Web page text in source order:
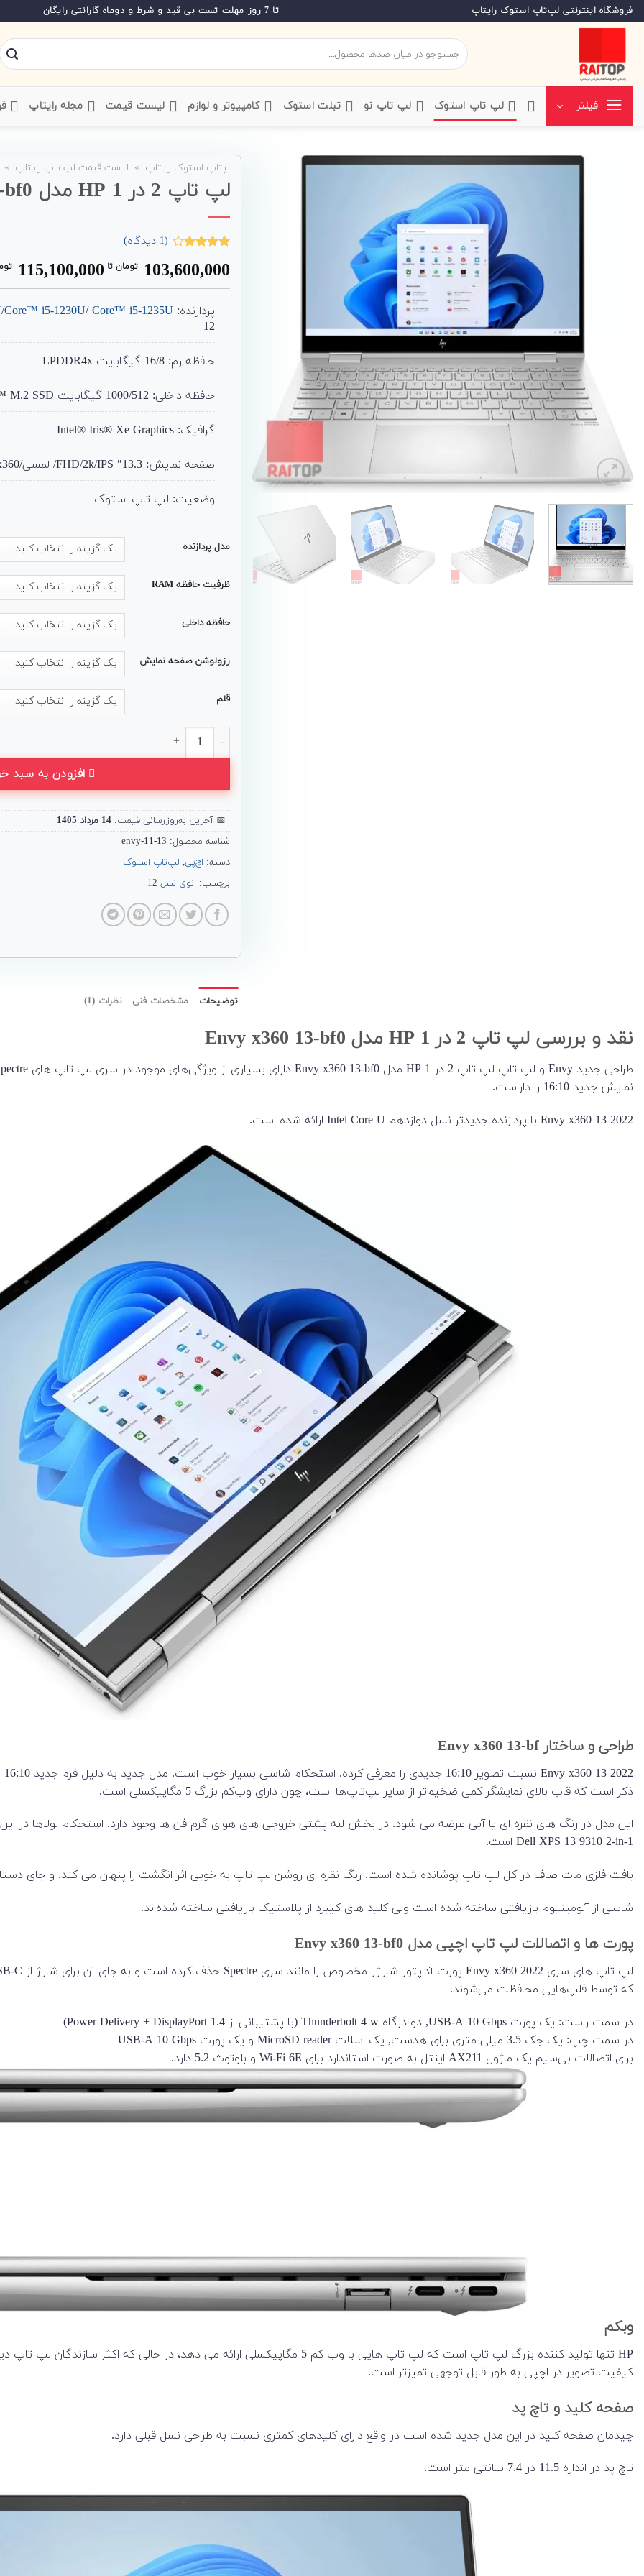
Skip
to
فروشگاه اینترنتی لپ‌تاپ استوک رایتاپ تا 7 روز مهلت تست بی قید و شرط و دوماه گارانتی رایگان
جستجو
برای:
فیلتر ‌لپ تاپ استوک ‌لپ تاپ نو ‌ تبلت استوک ‌ کامپیوتر و لوازم ‌ لیست قیمت ‌ مجله رایتاپ
لپتاپ استوک رایتاپ » لیست قیمت لپ تاپ رایتاپ »
لپ تاپ 2 در 1 HP مدل Envy x360 13-bf0
4.00
از 5
مشتری
(
1 دیدگاه)
103,600,000 تومان ‌ تا ‌ 115,100,000
پردازنده: /Core™ i5-1230U/Core™ i5-1235U
12
حافظه رم: 16/8 گیگابایت LPDDR4x
حافظه داخلی: 1000/512 گیگابایت PCIe® NVMe™ M.2 SSD
گرافیک: Intel® Iris® Xe Graphics
صفحه نمایش: 13.3″ FHD/2k/IPS/ لمسی/x360
وضعیت: لپ تاپ استوک
مدل پردازنده
ظرفیت حافظه RAM
حافظه داخلی
رزولوشن صفحه نمایش
قلم
افزودن به سبد
📅 آخرین به‌روزرسانی قیمت: 14 مرداد 1405
شناسه محصول: 13-11-envy
دسته: اچ‌پی, لپ‌تاپ استوک
برچسب: انوی نسل 12
توضیحات مشخصات فنی نظرات (1)
نقد و بررسی لپ تاپ 2 در 1 HP مدل Envy x360 13-bf0
نمایش جدید 16:10 را داراست.
Envy x360 13 2022 با پردازنده‌ جدیدتر نسل دوازدهم Intel Core U ارائه شده است.
طراحی و ساختار Envy x360 13-bf
ذکر است که قاب بالای نمایشگر کمی ضخیم‌تر از سایر لپ‌تاپ‌ها است، چون دارای وب‌کم بزرگ‌ 5 مگاپیکسلی است.
این مدل در رنگ های نقره ای یا آبی عرضه می شود. در بخش لبه پشتی خروجی های هوای گرم فن ها وجود دارد. استحکام لولاها در
Dell XPS 13 9310 2-in-1 است.
بافت فلزی مات صاف در کل لپ تاپ پوشانده شده است. رنگ نقره ای روشن لپ تاپ به خوبی اثر انگشت را پنهان می کند. و جای
شاسی از آلومینیوم بازیافتی ساخته شده است ولی کلید های کیبرد از پلاستیک بازیافتی ساخته شده‌اند.
پورت ها و اتصالات لپ تاپ اچپی مدل Envy x360 13-bf0
که توسط فلپ‌هایی محافظت می‌شوند.
در سمت راست: یک پورت USB-A 10 Gbps, دو درگاه Thunderbolt 4 w (با پشتیبانی از Power Delivery + DisplayPort 1.4)
در سمت چپ: یک جک 3.5 میلی متری برای هدست, یک اسلات MicroSD reader و یک پورت USB-A 10 Gbps
برای اتصالات بی‌سیم یک ماژول AX211 اینتل به صورت استاندارد برای Wi-Fi 6E و بلوتوث 5.2 دارد.
وبکم
کیفیت تصویر در اچپی به طور قابل توجهی تمیزتر است.
صفحه کلید و تاچ پد
چیدمان صفحه کلید در این مدل جدید شده است در واقع دارای کلیدهای کمتری نسبت به طراحی نسل قبلی دارد.
تاچ پد در اندازه 11.5 در 7.4 سانتی متر است.